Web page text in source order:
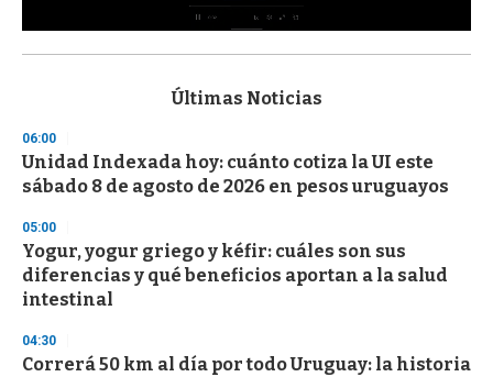
s
d
s
o
f
3
s
e
c
o
d
s
Últimas Noticias
06:00
Unidad Indexada hoy: cuánto cotiza la UI este
sábado 8 de agosto de 2026 en pesos uruguayos
05:00
Yogur, yogur griego y kéfir: cuáles son sus
diferencias y qué beneficios aportan a la salud
intestinal
04:30
Correrá 50 km al día por todo Uruguay: la historia